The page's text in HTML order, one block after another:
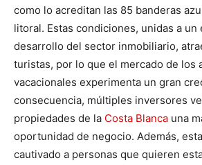
como lo acreditan las 85 banderas
litoral. Estas condiciones, unidas a un
desarrollo del sector inmobiliario,
turistas, por lo que el mercado de los
vacacionales experimenta un gran
consecuencia, múltiples inversores
propiedades de la Costa Blanca una
oportunidad de negocio. Además,
cautivado a personas que quieren